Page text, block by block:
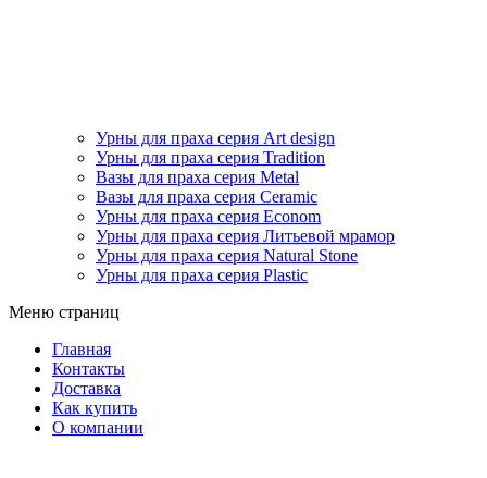
Урны для праха серия Art design
Урны для праха серия Tradition
Вазы для праха серия Metal
Вазы для праха серия Ceramic
Урны для праха серия Econom
Урны для праха серия Литьевой мрамор
Урны для праха серия Natural Stone
Урны для праха серия Plastic
Меню страниц
Главная
Контакты
Доставка
Как купить
О компании